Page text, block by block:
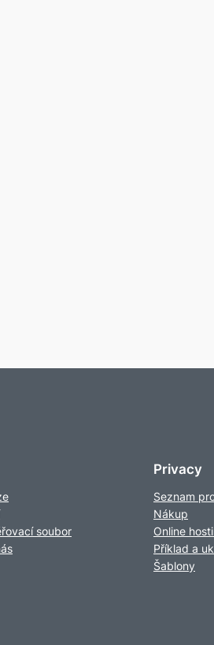
soubor
Privacy
Seznam
Nákup
Online
Příklad a
Šablony